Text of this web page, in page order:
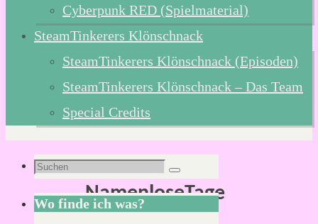
Cyberpunk RED (Spielmaterial)
SteamTinkerers Klönschnack
SteamTinkerers Klönschnack (Episoden)
SteamTinkerers Klönschnack – Das Team
Special Credits
Schlagwort:
NamenloseTage
Suchen
nach:
Suchen
Wo finde ich was?